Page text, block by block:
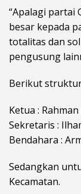
“Apalagi partai
besar kepada
totalitas dan
pengusung
Berikut
Ketua :
Sekretaris :
Bendahara :
Sedangkan
Kecamatan.